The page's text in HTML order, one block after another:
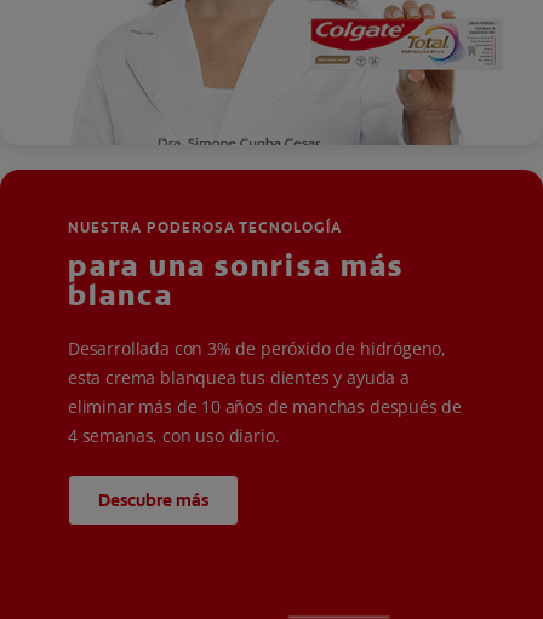
NUESTRA PODEROSA TECNOLOGÍA
para una sonrisa más
blanca
Desarrollada con 3% de peróxido de hidrógeno,
esta crema blanquea tus dientes y ayuda a
eliminar más de 10 años de manchas después de
4 semanas, con uso diario.
Descubre más